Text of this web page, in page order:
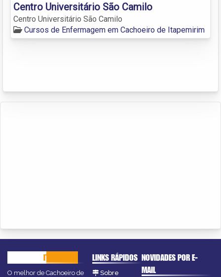
Centro Universitário São Camilo
Centro Universitário São Camilo
Cursos de Enfermagem em Cachoeiro de Itapemirim
ITAPEMIRIM
O melhor de Cachoeiro de
LINKS RÁPIDOS
Sobre
NOVIDADES POR E-
MAIL